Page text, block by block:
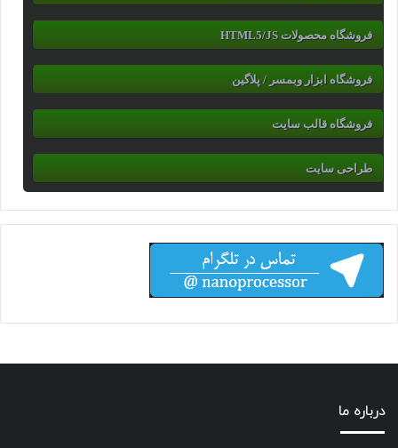
فروشگاه محصولات HTML5/JS
فروشگاه ابزار وبمسر / پلاگین
فروشگاه قالب سایت
طراحی سایت
درباره ما